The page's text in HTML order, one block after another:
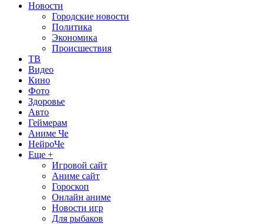
Новости
Городские новости
Политика
Экономика
Происшествия
ТВ
Видео
Кино
Фото
Здоровье
Авто
Геймерам
Аниме Че
НейроЧе
Еще +
Игровой сайт
Аниме сайт
Гороскоп
Онлайн аниме
Новости игр
Для рыбаков